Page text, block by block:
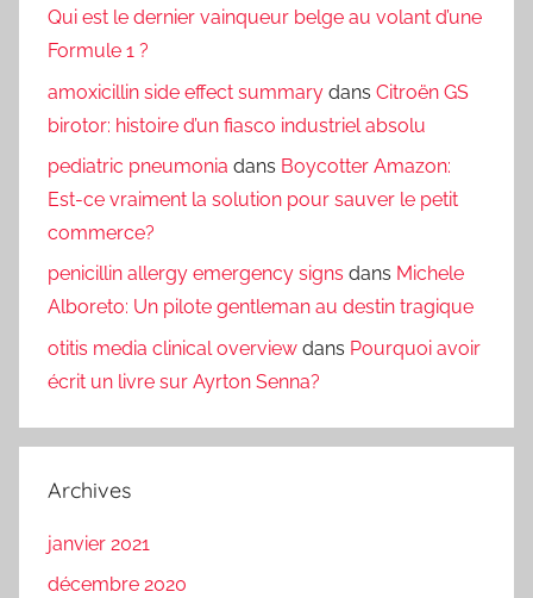
Qui est le dernier vainqueur belge au volant d’une
Formule 1 ?
amoxicillin side effect summary dans Citroën GS
birotor: histoire d’un fiasco industriel absolu
pediatric pneumonia dans Boycotter Amazon:
Est-ce vraiment la solution pour sauver le petit
commerce?
penicillin allergy emergency signs dans Michele
Alboreto: Un pilote gentleman au destin tragique
otitis media clinical overview dans Pourquoi avoir
écrit un livre sur Ayrton Senna?
Archives
janvier 2021
décembre 2020